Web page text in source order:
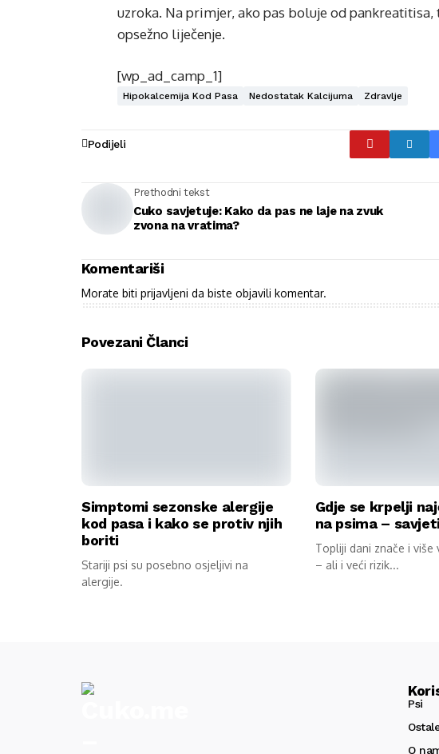
uzroka. Na primjer, ako pas boluje od
opsežno liječenje.
[wp_ad_camp_1]
Hipokalcemija Kod Pasa Nedostatak Kalcijuma Zdravlje
Podijeli
Prethodni tekst
Cuko savjetuje: Kako da pas ne laje na zvuk
zvona na vratima?
Komentariši
Morate biti prijavljeni da biste objavili komentar.
Povezani Članci
Simptomi sezonske alergije
kod pasa i kako se protiv njih
boriti
Stariji psi su posebno osjeljivi na
alergije.
Gdje se krpelji
na psima –
Topliji dani znače i više
– ali i veći rizik...
Psi
O